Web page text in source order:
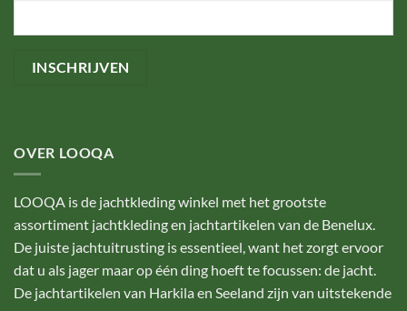
OVER LOOQA
LOOQA is de jachtkleding winkel met het grootste
assortiment jachtkleding en jachtartikelen van de Benelux.
De juiste jachtuitrusting is essentieel, want het zorgt ervoor
dat u als jager maar op één ding hoeft te focussen: de jacht.
De jachtartikelen van Harkila en Seeland zijn van uitstekende